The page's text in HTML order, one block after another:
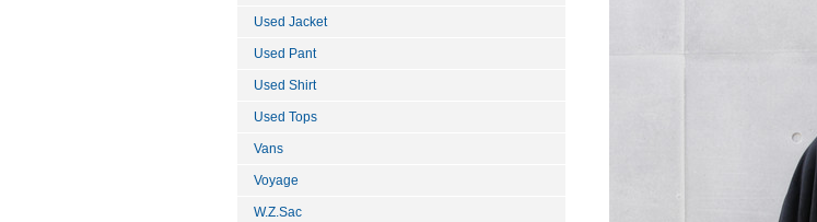
Used Jacket
Used Pant
Used Shirt
Used Tops
Vans
Voyage
W.Z.Sac